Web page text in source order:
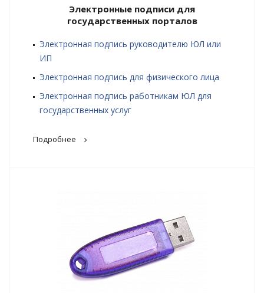
Электронные подписи для
государственных порталов
Электронная подпись руководителю ЮЛ или
ИП
Электронная подпись для физического лица
Электронная подпись работникам ЮЛ для
государственных услуг
Подробнее